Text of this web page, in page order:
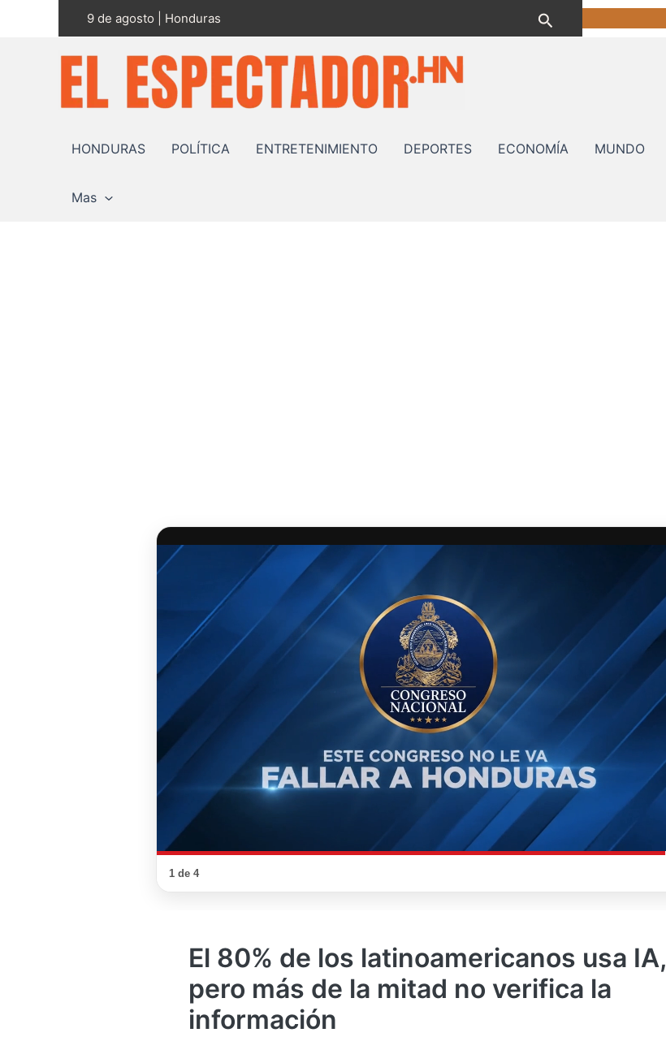
9 de agosto | Honduras Buscar
HONDURAS POLÍTICA ENTRETENIMIENTO DEPORTES ECONOMÍA MUNDO
Mas
1 de 4
El 80% de los latinoamericanos usa IA,
pero más de la mitad no verifica la
información